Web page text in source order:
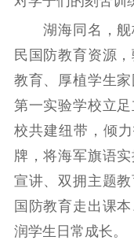
思想政治教育
精品出版
湖海同名，舰
民国防教育资源
教育、厚植学生
第一实验学校立
校共建纽带，倾
牌，将海军旗语
宣讲、双拥主题
国防教育走出课
润学生日常成长。